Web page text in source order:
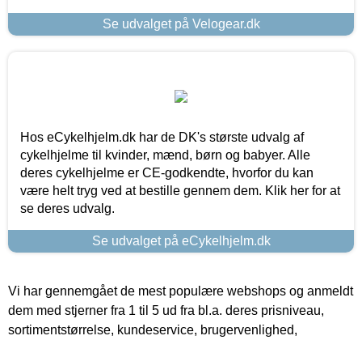
Se udvalget på Velogear.dk
Hos eCykelhjelm.dk har de DK's største udvalg af
cykelhjelme til kvinder, mænd, børn og babyer. Alle
deres cykelhjelme er CE-godkendte, hvorfor du kan
være helt tryg ved at bestille gennem dem. Klik her for at
se deres udvalg.
Se udvalget på eCykelhjelm.dk
Vi har gennemgået de mest populære webshops og anmeldt
dem med stjerner fra 1 til 5 ud fra bl.a. deres prisniveau,
sortimentstørrelse, kundeservice, brugervenlighed,